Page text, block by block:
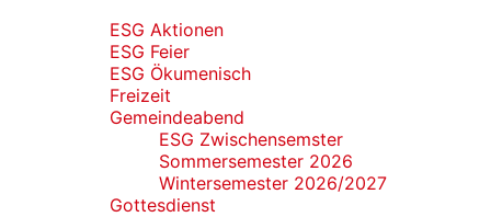
ESG Aktionen
ESG Feier
ESG Ökumenisch
Freizeit
Gemeindeabend
ESG Zwischensemster
Sommersemester 2026
Wintersemester 2026/2027
Gottesdienst